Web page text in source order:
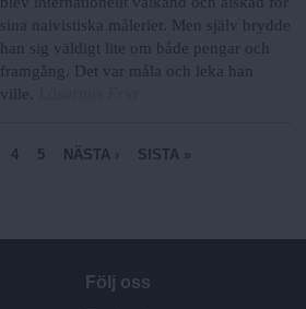
sina naivistiska målerier. Men själv brydde
han sig väldigt lite om både pengar och
framgång. Det var måla och leka han
ville.
4 5 NÄSTA › SISTA »
Följ oss